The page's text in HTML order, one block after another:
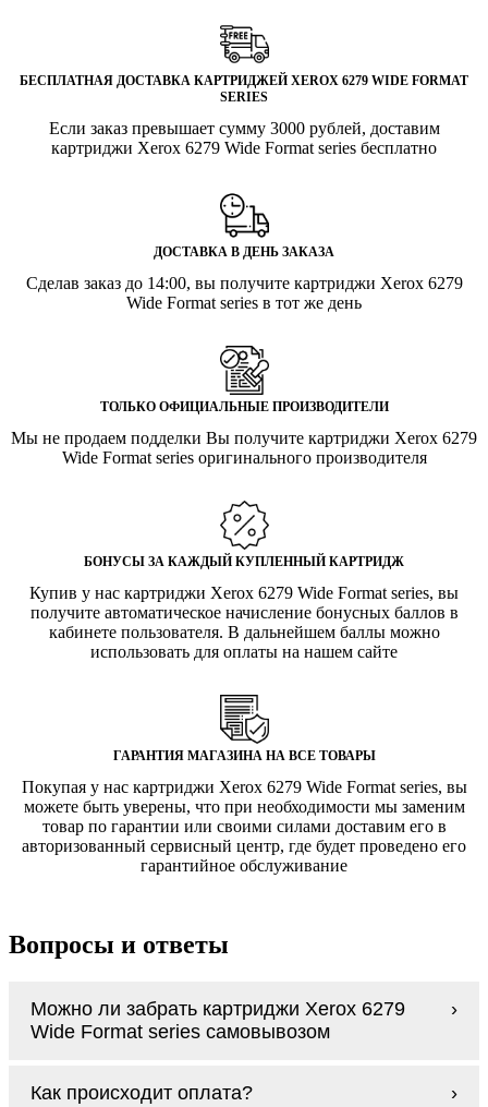
БЕСПЛАТНАЯ ДОСТАВКА КАРТРИДЖЕЙ XEROX 6279 WIDE FORMAT
SERIES
Если заказ превышает сумму 3000 рублей, доставим
картриджи Xerox 6279 Wide Format series бесплатно
ДОСТАВКА В ДЕНЬ ЗАКАЗА
Сделав заказ до 14:00, вы получите картриджи Xerox 6279
Wide Format series в тот же день
ТОЛЬКО ОФИЦИАЛЬНЫЕ ПРОИЗВОДИТЕЛИ
Мы не продаем подделки Вы получите картриджи Xerox 6279
Wide Format series оригинального производителя
БОНУСЫ ЗА КАЖДЫЙ КУПЛЕННЫЙ КАРТРИДЖ
Купив у нас картриджи Xerox 6279 Wide Format series, вы
получите автоматическое начисление бонусных баллов в
кабинете пользователя. В дальнейшем баллы можно
использовать для оплаты на нашем сайте
ГАРАНТИЯ МАГАЗИНА НА ВСЕ ТОВАРЫ
Покупая у нас картриджи Xerox 6279 Wide Format series, вы
можете быть уверены, что при необходимости мы заменим
товар по гарантии или своими силами доставим его в
авторизованный сервисный центр, где будет проведено его
гарантийное обслуживание
Вопросы и ответы
Можно ли забрать картриджи Xerox 6279
Wide Format series самовывозом
доставим заказ и сделаем это бесплатно
Как происходит оплата?